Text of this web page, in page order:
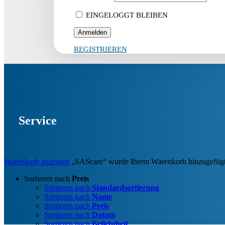
EINGELOGGT BLEIBEN
REGISTRIEREN
Service
Warenkorb anzeigen „SAScare“ wurde Ihrem Warenkorb
Sortieren nach Preis
Sortieren nach Standardsortierung
Sortieren nach Name
Sortieren nach Preis
Sortieren nach Datum